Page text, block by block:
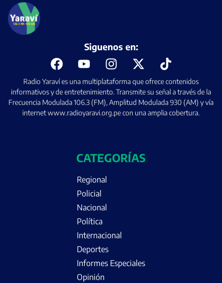
Radio Yaraví es una multiplataforma que ofrece contenidos
informativos y de entretenimiento. Transmite su señal a través de la
Frecuencia Modulada 106.3 (FM), Amplitud Modulada 930 (AM) y vía
internet www.radioyaravi.org.pe con una amplia cobertura.
Siguenos en:
CATEGORÍAS
Regional
Policial
Nacional
Política
Internacional
Deportes
Informes Especiales
Opinión